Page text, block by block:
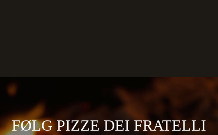
FØLG PIZZE DEI FRATELLI